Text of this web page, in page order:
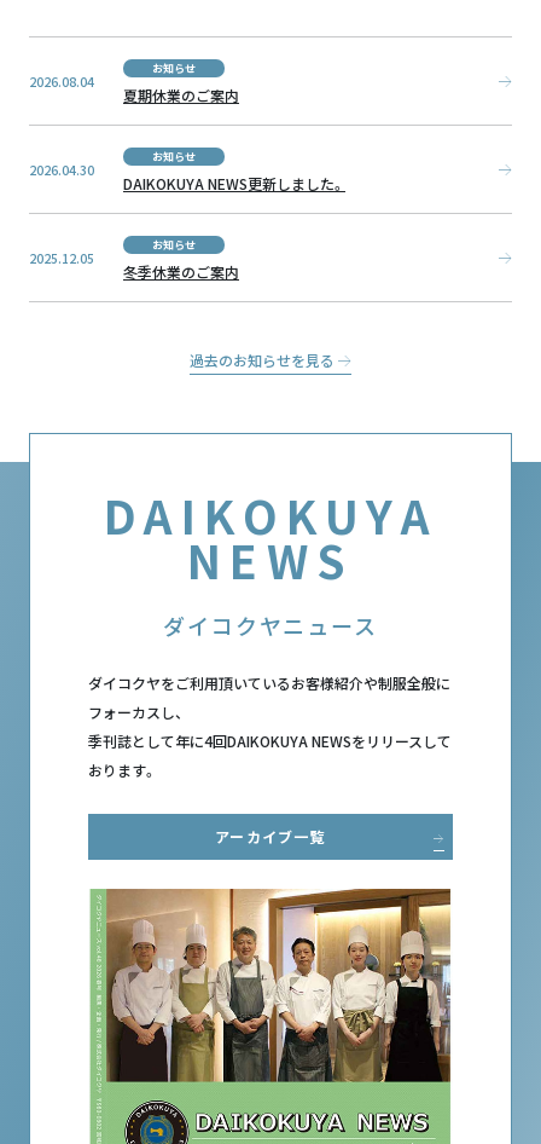
2026.08.04
お知らせ
夏期休業のご案内
2026.04.30
お知らせ
DAIKOKUYA NEWS更新しました。
2025.12.05
お知らせ
冬季休業のご案内
過去のお知らせを見る
DAIKOKUYA
NEWS
ダイコクヤニュース
ダイコクヤをご利⽤頂いているお客様紹介や制服全般に
フォーカスし、
季刊誌として年に4回DAIKOKUYA NEWSをリリースして
おります。
アーカイブ一覧